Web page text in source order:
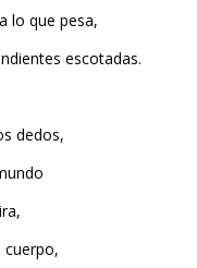
lo que pesa,
escotadas.
dedos,
cuerpo,